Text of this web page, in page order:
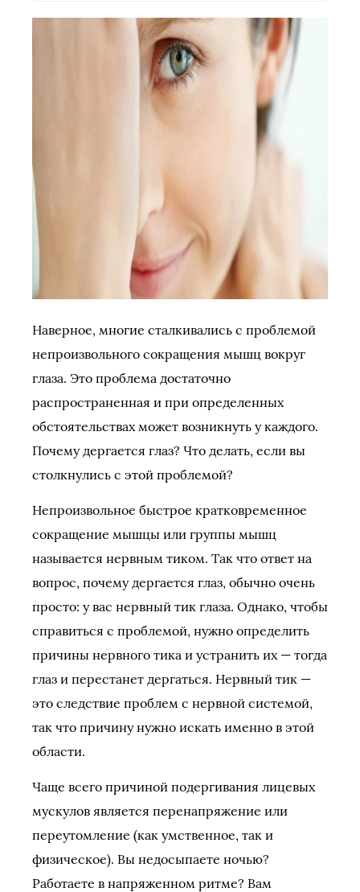
Наверное, многие сталкивались с проблемой
непроизвольного сокращения мышц вокруг
глаза. Это проблема достаточно
распространенная и при определенных
обстоятельствах может возникнуть у каждого.
Почему дергается глаз? Что делать, если вы
столкнулись с этой проблемой?
Непроизвольное быстрое кратковременное
сокращение мышцы или группы мышц
называется нервным тиком. Так что ответ на
вопрос, почему дергается глаз, обычно очень
просто: у вас нервный тик глаза. Однако, чтобы
справиться с проблемой, нужно определить
причины нервного тика и устранить их — тогда
глаз и перестанет дергаться. Нервный тик —
это следствие проблем с нервной системой,
так что причину нужно искать именно в этой
области.
Чаще всего причиной подергивания лицевых
мускулов является перенапряжение или
переутомление (как умственное, так и
физическое). Вы недосыпаете ночью?
Работаете в напряженном ритме? Вам